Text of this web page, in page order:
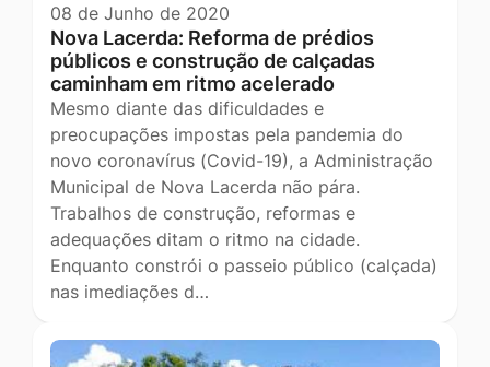
08 de Junho de 2020
Nova Lacerda: Reforma de prédios
públicos e construção de calçadas
caminham em ritmo acelerado
Mesmo diante das dificuldades e
preocupações impostas pela pandemia do
novo coronavírus (Covid-19), a Administração
Municipal de Nova Lacerda não pára.
Trabalhos de construção, reformas e
adequações ditam o ritmo na cidade.
Enquanto constrói o passeio público (calçada)
nas imediações d…